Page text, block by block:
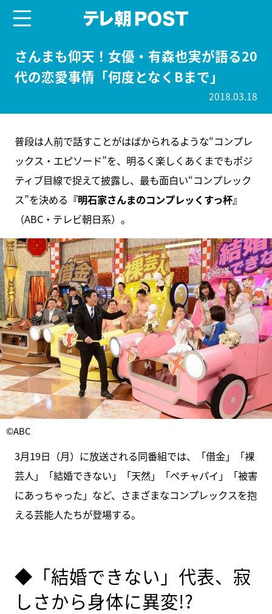
さんまも仰天！女優・有森也実が語る20
代の恋愛事情「何度となくBまで」
2018.03.18
普段は人前で話すことがはばかられるような“コンプレ
ックス・エピソード”を、明るく楽しくあくまでもポジ
ティブ目線で捉えて披露し、最も面白い“コンプレック
ス”を決める 『明石家さんまのコンプレッくすっ杯』
（ABC・テレビ朝日系）。
©ABC
3月19日（月）に放送される同番組では、「借金」「裸
芸人」「結婚できない」「天然」「ペチャパイ」「被害
にあっちゃった」など、さまざまなコンプレックスを抱
える芸能人たちが登場する。
◆「結婚できない」代表、寂
しさから身体に異変!?